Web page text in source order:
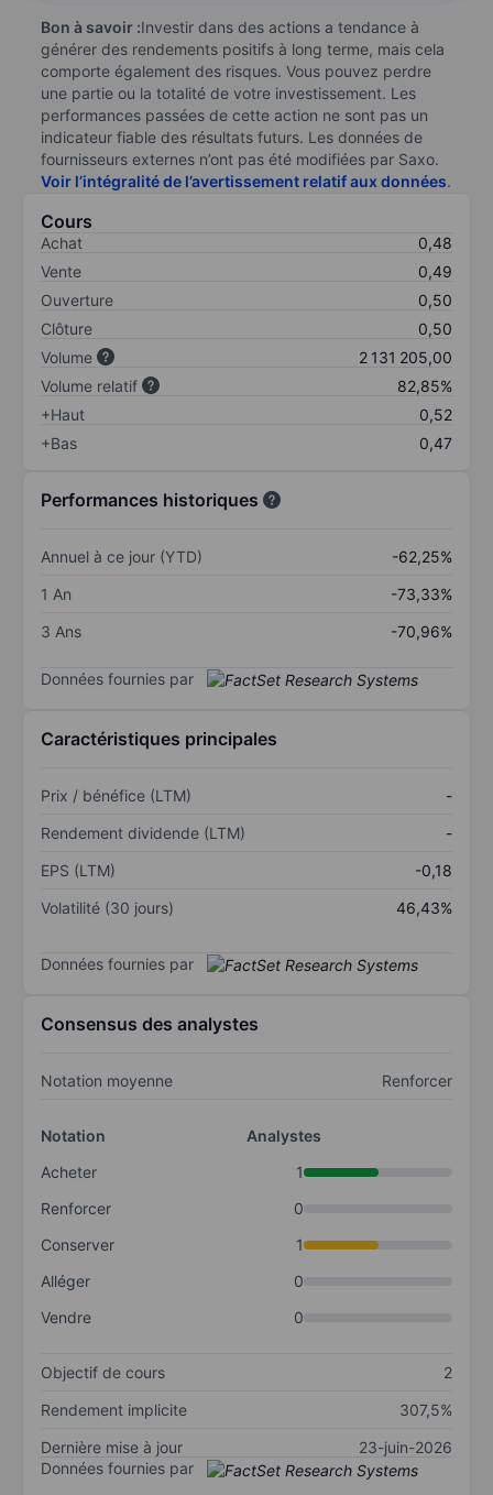
Bon à savoir :Investir dans des actions a tendance à
générer des rendements positifs à long terme, mais cela
comporte également des risques. Vous pouvez perdre
une partie ou la totalité de votre investissement. Les
performances passées de cette action ne sont pas un
indicateur fiable des résultats futurs. Les données de
fournisseurs externes n’ont pas été modifiées par Saxo.
Voir l’intégralité de l’avertissement relatif aux données.
Cours
Achat
0,48
Vente
0,49
Ouverture
0,50
Clôture
0,50
Volume
2 131 205,00
Volume relatif
82,85%
+Haut
0,52
+Bas
0,47
Performances historiques
Annuel à ce jour (YTD)
-62,25%
1 An
-73,33%
3 Ans
-70,96%
Données fournies par
Caractéristiques principales
Prix / bénéfice (LTM)
-
Rendement dividende (LTM)
-
EPS (LTM)
-0,18
Volatilité (30 jours)
46,43%
Données fournies par
Consensus des analystes
Notation moyenne Renforcer
Notation
Analystes
Acheter
1
Renforcer
0
Conserver
1
Alléger
0
Vendre
0
Objectif de cours
2
Rendement implicite
307,5%
Dernière mise à jour
23-juin-2026
Données fournies par